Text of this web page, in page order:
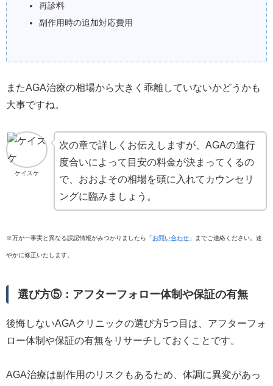
再診料
副作用時の追加対応費用
またAGA治療の相場から大きく乖離していないかどうかも
大事ですね。
ケイスケ
次の章で詳しくお伝えしますが、AGAの進行
度合いによって目安の料金が決まってくるの
で、おおよその相場を頭に入れてカウンセリ
ングに臨みましょう。
※万が一事実と異なる誤認情報がみつかりましたら「お問い合わせ 」までご連絡ください。速
やかに修正いたします。
選び方⑤：アフターフォロー体制や保証の有無
後悔しないAGAクリニックの選び方5つ目は、アフターフォ
ロー体制や保証の有無をリサーチしておくことです。
AGA治療は副作用のリスクもあるため、体調に異変があっ